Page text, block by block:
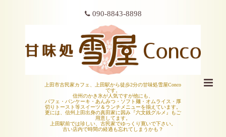
090-8843-8898
上田市古民家カフェ、上田駅から徒歩2分の甘味処雪屋Conco
です。
信州のかき氷が人気ですが他にも、
パフェ・パンケーキ・あんみつ・ソフト麺・オムライス・厚
切りトースト等スイーツ＆ランチメニューを揃えています。
更には、信州上田出身の真田家に因み『六文銭グルメ』もご
用意してます。
上田駅前では珍しい、古民家でゆっくり寛いで下さい。
古い店内で時間の経過も忘れてしまうかも？